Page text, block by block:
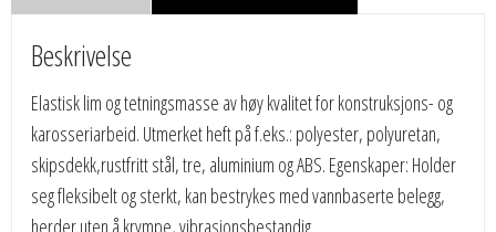
Beskrivelse
Elastisk lim og tetningsmasse av høy kvalitet for konstruksjons- og
karosseriarbeid. Utmerket heft på f.eks.: polyester, polyuretan,
skipsdekk,rustfritt stål, tre, aluminium og ABS. Egenskaper: Holder
seg fleksibelt og sterkt, kan bestrykes med vannbaserte belegg,
herder uten å krympe, vibrasjonsbestandig.